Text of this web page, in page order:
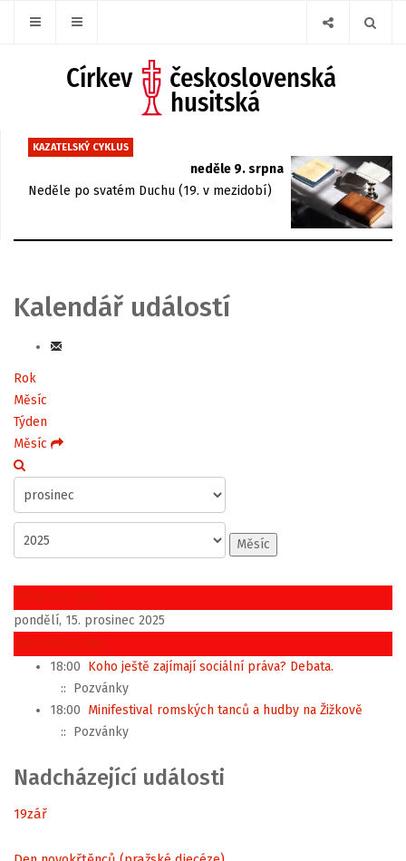
KAZATELSKÝ CYKLUS
neděle 9. srpna
Neděle po svatém Duchu (19. v mezidobí)
Kalendář událostí
Rok
Měsíc
Týden
Měsíc
Měsíc
Předchozí den
pondělí, 15. prosinec 2025
Následující den
18:00 Koho ještě zajímají sociální práva? Debata.
:: Pozvánky
18:00 Minifestival romských tanců a hudby na Žižkově
:: Pozvánky
Nadcházející události
19zář